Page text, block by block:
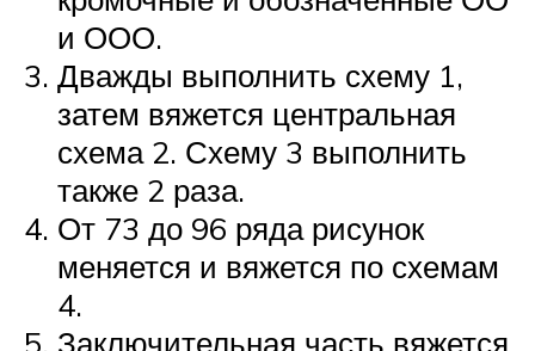
и ООО.
Дважды выполнить схему 1,
затем вяжется центральная
схема 2. Схему 3 выполнить
также 2 раза.
От 73 до 96 ряда рисунок
меняется и вяжется по схемам
4.
Заключительная часть вяжется